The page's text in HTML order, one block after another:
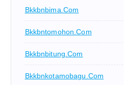
Bkkbnbima.com
Bkkbntomohon.com
Bkkbnbitung.com
Bkkbnkotamobagu.com